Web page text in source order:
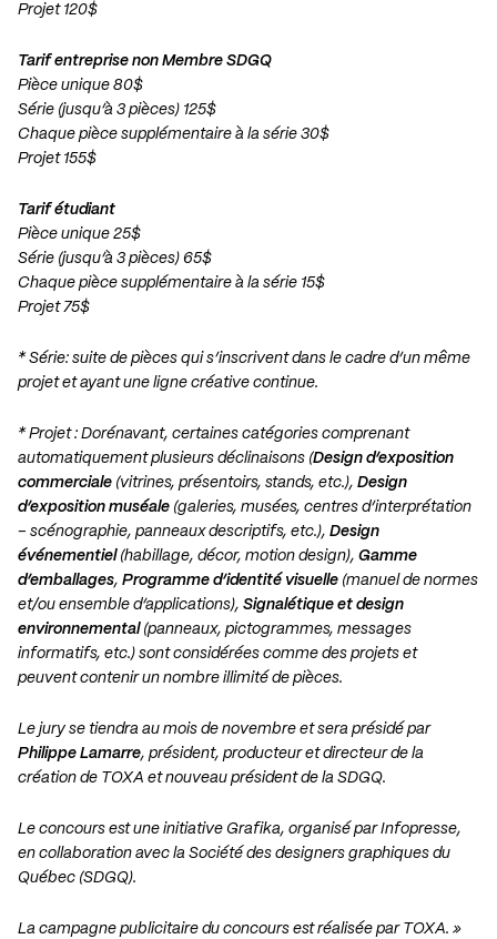
Projet 120$
Tarif entreprise non Membre SDGQ
Pièce unique 80$
Série (jusqu’à 3 pièces) 125$
Chaque pièce supplémentaire à la série 30$
Projet 155$
Tarif étudiant
Pièce unique 25$
Série (jusqu’à 3 pièces) 65$
Chaque pièce supplémentaire à la série 15$
Projet 75$
* Série: suite de pièces qui s’inscrivent dans le cadre d’un même
projet et ayant une ligne créative continue.
* Projet : Dorénavant, certaines catégories comprenant
automatiquement plusieurs déclinaisons (Design d’exposition
commerciale (vitrines, présentoirs, stands, etc.), Design
d’exposition muséale (galeries, musées, centres d’interprétation
– scénographie, panneaux descriptifs, etc.), Design
événementiel (habillage, décor, motion design), Gamme
d’emballages, Programme d’identité visuelle (manuel de normes
et/ou ensemble d’applications), Signalétique et design
environnemental (panneaux, pictogrammes, messages
informatifs, etc.) sont considérées comme des projets et
peuvent contenir un nombre illimité de pièces.
Le jury se tiendra au mois de novembre et sera présidé par
Philippe Lamarre, président, producteur et directeur de la
création de TOXA et nouveau président de la SDGQ.
Le concours est une initiative Grafika, organisé par Infopresse,
en collaboration avec la Société des designers graphiques du
Québec (SDGQ).
La campagne publicitaire du concours est réalisée par TOXA. »